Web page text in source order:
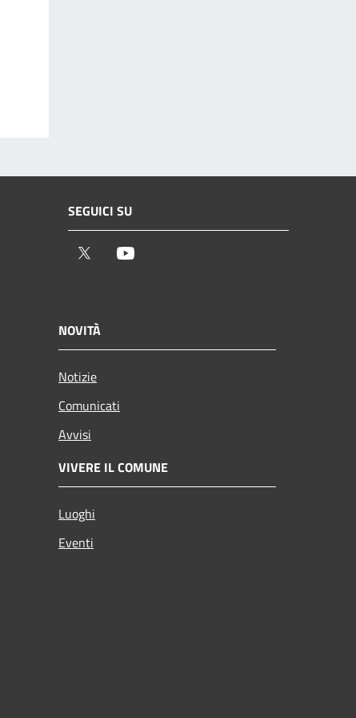
SEGUICI SU
Twitter
NOVITÀ
Notizie
Comunicati
Avvisi
VIVERE IL COMUNE
Luoghi
Eventi